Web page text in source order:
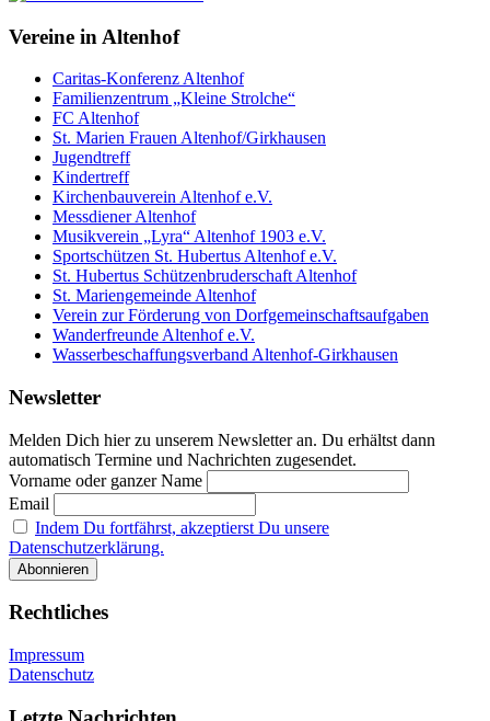
Vereine in Altenhof
Caritas-Konferenz Altenhof
Familienzentrum „Kleine Strolche“
FC Altenhof
St. Marien Frauen Altenhof/Girkhausen
Jugendtreff
Kindertreff
Kirchenbauverein Altenhof e.V.
Messdiener Altenhof
Musikverein „Lyra“ Altenhof 1903 e.V.
Sportschützen St. Hubertus Altenhof e.V.
St. Hubertus Schützenbruderschaft Altenhof
St. Mariengemeinde Altenhof
Verein zur Förderung von Dorfgemeinschaftsaufgaben
Wanderfreunde Altenhof e.V.
Wasserbeschaffungsverband Altenhof-Girkhausen
Newsletter
Melden Dich hier zu unserem Newsletter an. Du erhältst dann
automatisch Termine und Nachrichten zugesendet.
Vorname oder ganzer Name
Email
Indem Du fortfährst, akzeptierst Du unsere
Datenschutzerklärung.
Rechtliches
Impressum
Datenschutz